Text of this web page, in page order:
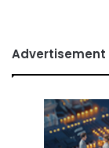
Advertisement